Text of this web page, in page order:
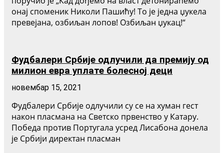
онај споменик Николи Пашићу! То је једна џукела
превејана, озбиљан лопов! Озбиљан џукац!“
Фудбалери Србије одлучили да премију од
милион евра уплате болесној деци
новембар 15, 2021
Фудбалери Србије одлучили су се на хуман гест
након пласмана на Светско првенство у Катару.
Победа против Португала усред Лисабона донела
је Србији директан пласман